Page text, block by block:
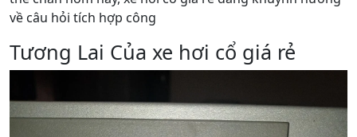
về câu hỏi tích hợp công
Tương Lai Của xe hơi cổ giá rẻ